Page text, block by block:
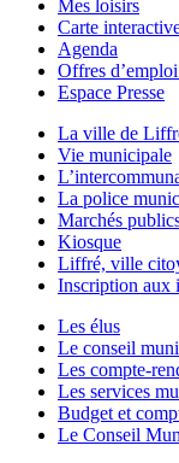
Mes loisirs
Carte
Agenda
Offres
Espace Presse
La ville de
Vie municipale
La police
Marchés
Kiosque
Liffré, ville
Inscription aux
Les élus
Le conseil
Les compte-
Les services
Budget et
Le Conseil